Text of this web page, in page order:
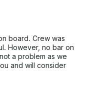
board. Crew was
However, no bar on
a problem as we
and will consider